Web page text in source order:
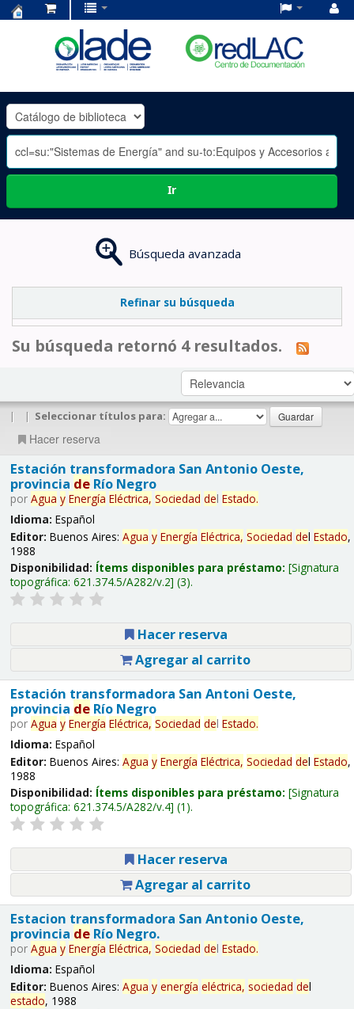
OLADE
-
Ir
Búsqueda avanzada
Refinar su búsqueda
Su búsqueda retornó 4 resultados.
| | Seleccionar títulos para:
Hacer reserva
Estación transformadora San Antonio Oeste,
provincia deRío Negro
por Agua y Energía Eléctrica, Sociedad del Estado.
Idioma: Español
Editor: Buenos Aires: Agua y Energía Eléctrica, Sociedad del Estado,
1988
Disponibilidad: Ítems disponibles para préstamo: Signatura
topográfica: 621.374.5/A282/v.2 (3).
Hacer reserva
Agregar al carrito
Estación transformadora San Antoni Oeste,
provincia deRío Negro
por Agua y Energía Eléctrica, Sociedad del Estado.
Idioma: Español
Editor: Buenos Aires: Agua y Energía Eléctrica, Sociedad del Estado,
1988
Disponibilidad: Ítems disponibles para préstamo: Signatura
topográfica: 621.374.5/A282/v.4 (1).
Hacer reserva
Agregar al carrito
Estacion transformadora San Antonio Oeste,
provincia deRío Negro.
por Agua y Energía Eléctrica, Sociedad del Estado.
Idioma: Español
Editor: Buenos Aires: Agua y energía eléctrica, sociedad del
estado, 1988